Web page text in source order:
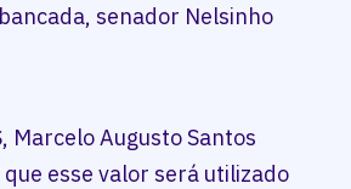
senador Nelsinho
Marcelo Augusto Santos
esse valor será utilizado